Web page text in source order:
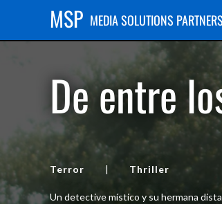
MSP MEDIA SOLUTIONS PARTNERS
De entre
Terror | Thriller
Un detective místico y su hermana